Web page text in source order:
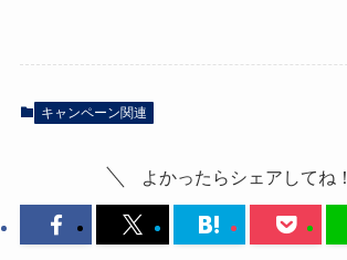
キャンペーン関連
よかったらシェアしてね！